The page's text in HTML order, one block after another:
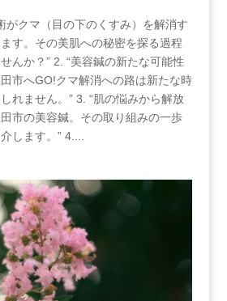
がクマ（目の下のくすみ）を解消す
す。その美肌への秘密を探る過程
んか？” 2. “美容鍼の新たな可能性
市へGO!クマ解消への路は新たな時
れません。” 3. “肌の悩みから解放
市の美容鍼。その取り組みの一歩
します。” 4....